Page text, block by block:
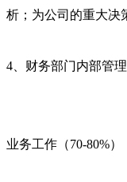
析；为公司的重大决
4、财务部门内部管
业务工作（70-80%）